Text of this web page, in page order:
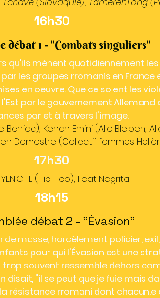
16h30
débat 1 - "Combats singuliers"
qu'ils mènent quotidiennement
les groupes rromanis en France
en oeuvre. Que ce soient les
par le gouvernement Allemand
par et à travers l'image.
Kenan Emini (Alle Bleiben,
Demestre (Collectif femmes
17h30
YENICHE (Hip Hop), Feat Negrita
18h15
débat 2 - "Évasion"
masse, harcèlement policier,
pour qui l'Évasion est une
souvent ressemble dehors
"il se peut que je fuie mais
résistance rromani dont chacun.e